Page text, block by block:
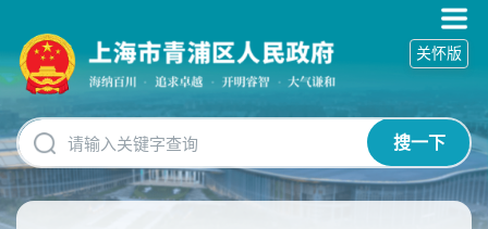
碍
操
明
跳
转
到
搜一下
关怀版